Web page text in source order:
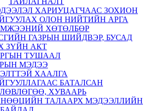
ХАРИУЦАГЧААС ЗОХИОН
ОЛОН НИЙТИЙН АРГА
ХӨТӨЛБӨР
ГАЗРЫН ШИЙДВЭР, БУСАД
ЗҮЙН АКТ
ТУШААЛ
МЭДЭЭ
ХААЛГА
БАТАЛСАН
ХУВААРЬ
ТАЛААРХ МЭДЭЭЛЛИЙН